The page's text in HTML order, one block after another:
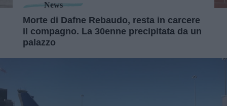
News
Morte di Dafne Rebaudo, resta in carcere
il compagno. La 30enne precipitata da un
palazzo